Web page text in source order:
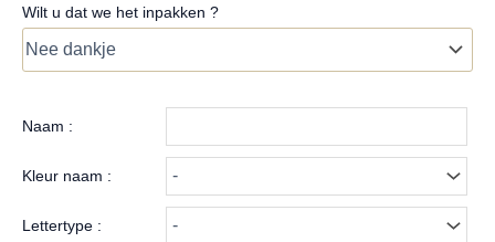
Wilt u dat we het inpakken ?
Naam :
Kleur naam :
Lettertype :